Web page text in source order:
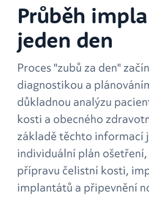
Průběh
jeden den
Proces "zubů za den"
diagnostikou a
důkladnou analýzu
kosti a obecného
základě těchto informací
individuální plán
přípravu čelistní kosti,
implantátů a připevnění